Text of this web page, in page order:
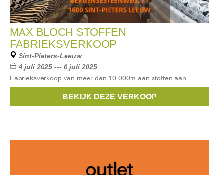
MAX BLOCH STOFFEN
FABRIEKSVERKOOP
Sint-Pieters-Leeuw
4 juli 2025 --- 6 juli 2025
Fabrieksverkoop van meer dan 10.000m aan stoffen aan
democratische prijzen georganiseerd door Max Bloch. Ook veel
BEKIJK DEZE VERKOOP